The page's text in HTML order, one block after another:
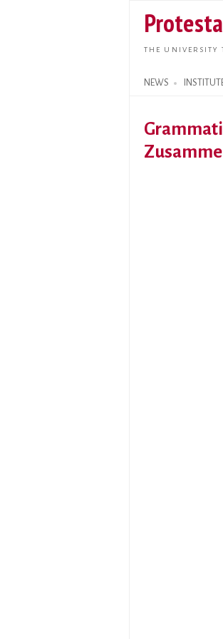
THE
NEWS
Search form